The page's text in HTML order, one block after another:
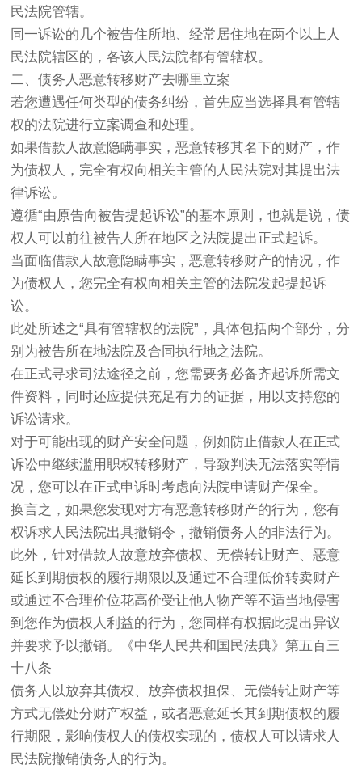
民法院管辖。
同一诉讼的几个被告住所地、经常居住地在两个以上人
民法院辖区的，各该人民法院都有管辖权。
二、债务人恶意转移财产去哪里立案
若您遭遇任何类型的债务纠纷，首先应当选择具有管辖
权的法院进行立案调查和处理。
如果借款人故意隐瞒事实，恶意转移其名下的财产，作
为债权人，完全有权向相关主管的人民法院对其提出法
律诉讼。
遵循“由原告向被告提起诉讼”的基本原则，也就是说，债
权人可以前往被告人所在地区之法院提出正式起诉。
当面临借款人故意隐瞒事实，恶意转移财产的情况，作
为债权人，您完全有权向相关主管的法院发起提起诉
讼。
此处所述之“具有管辖权的法院”，具体包括两个部分，分
别为被告所在地法院及合同执行地之法院。
在正式寻求司法途径之前，您需要务必备齐起诉所需文
件资料，同时还应提供充足有力的证据，用以支持您的
诉讼请求。
对于可能出现的财产安全问题，例如防止借款人在正式
诉讼中继续滥用职权转移财产，导致判决无法落实等情
况，您可以在正式申诉时考虑向法院申请财产保全。
换言之，如果您发现对方有恶意转移财产的行为，您有
权诉求人民法院出具撤销令，撤销债务人的非法行为。
此外，针对借款人故意放弃债权、无偿转让财产、恶意
延长到期债权的履行期限以及通过不合理低价转卖财产
或通过不合理价位花高价受让他人物产等不适当地侵害
到您作为债权人利益的行为，您同样有权据此提出异议
并要求予以撤销。《中华人民共和国民法典》第五百三
十八条
债务人以放弃其债权、放弃债权担保、无偿转让财产等
方式无偿处分财产权益，或者恶意延长其到期债权的履
行期限，影响债权人的债权实现的，债权人可以请求人
民法院撤销债务人的行为。